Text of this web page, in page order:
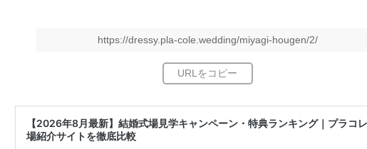
https://dressy.pla-cole.wedding/miyagi-hougen/2/
【2026年8月最新】結婚式場見学キャンペーン・特典ランキング｜プラコ
場紹介サイトを徹底比較